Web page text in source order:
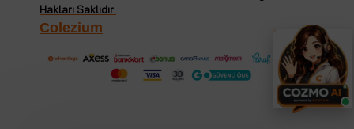
Hakları Saklıdır.
Colezium